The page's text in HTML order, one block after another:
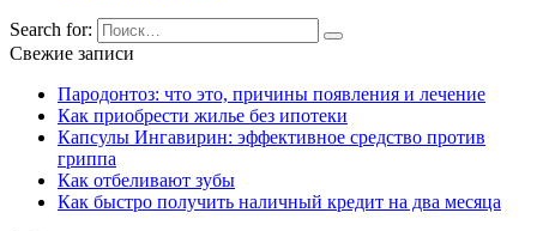
Search for:
Свежие записи
Пародонтоз: что это, причины появления и лечение
Как приобрести жилье без ипотеки
Капсулы Ингавирин: эффективное средство против
гриппа
Как отбеливают зубы
Как быстро получить наличный кредит на два месяца